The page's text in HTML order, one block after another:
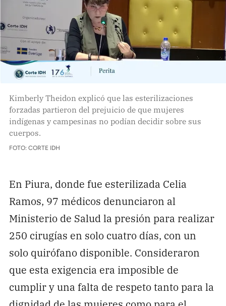
Kimberly Theidon explicó que las esterilizaciones
forzadas partieron del prejuicio de que mujeres
indígenas y campesinas no podían decidir sobre sus
cuerpos.
FOTO: CORTE IDH
En Piura, donde fue esterilizada Celia
Ramos, 97 médicos denunciaron al
Ministerio de Salud la presión para realizar
250 cirugías en solo cuatro días, con un
solo quirófano disponible. Consideraron
que esta exigencia era imposible de
cumplir y una falta de respeto tanto para la